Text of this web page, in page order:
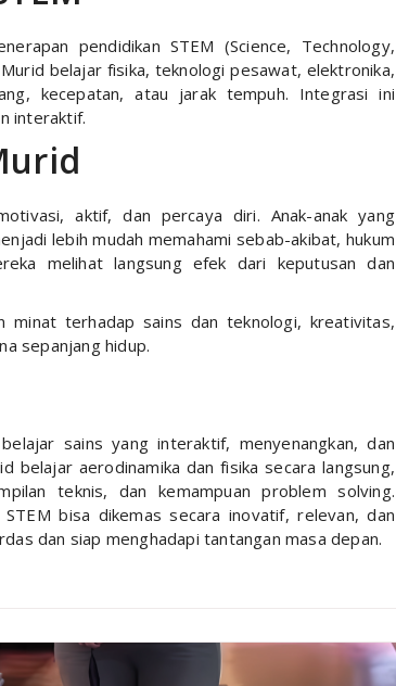
pendidikan STEM (Science, Technology,
belajar fisika, teknologi pesawat, elektronika,
kecepatan, atau jarak tempuh. Integrasi ini
interaktif.
aktif, dan percaya diri. Anak-anak yang
lebih mudah memahami sebab-akibat, hukum
melihat langsung efek dari keputusan dan
minat terhadap sains dan teknologi, kreativitas,
sepanjang hidup.
sains yang interaktif, menyenangkan, dan
belajar aerodinamika dan fisika secara langsung,
teknis, dan kemampuan problem solving.
bisa dikemas secara inovatif, relevan, dan
dan siap menghadapi tantangan masa depan.